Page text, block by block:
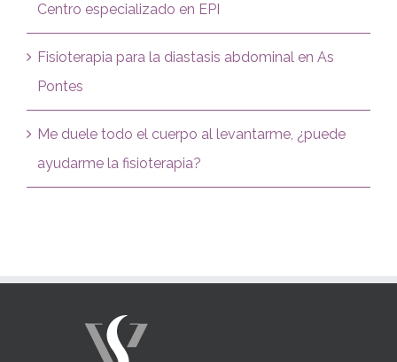
Centro especializado en EPI
Fisioterapia para la diastasis abdominal en As
Pontes
Me duele todo el cuerpo al levantarme, ¿puede
ayudarme la fisioterapia?